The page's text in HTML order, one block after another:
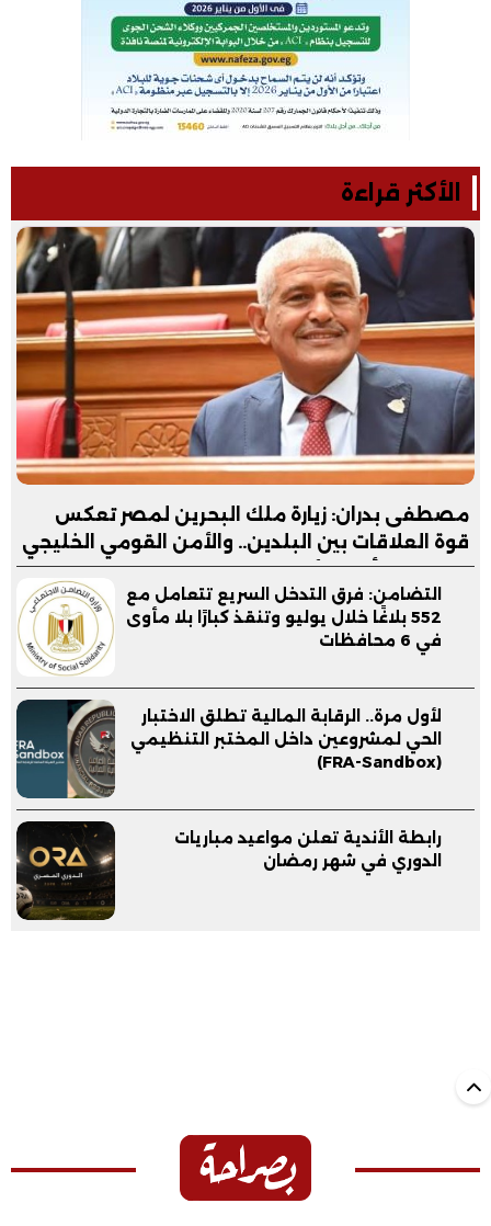
الأكثر قراءة
مصطفى بدران: زيارة ملك البحرين لمصر تعكس
قوة العلاقات بين البلدين.. والأمن القومي الخليجي
جزء لا يتجزأ من الأمن القومي المصري
التضامن: فرق التدخل السريع تتعامل مع
552 بلاغًا خلال يوليو وتنقذ كبارًا بلا مأوى
في 6 محافظات
لأول مرة.. الرقابة المالية تطلق الاختبار
الحي لمشروعين داخل المختبر التنظيمي
(FRA-Sandbox)
رابطة الأندية تعلن مواعيد مباريات
الدوري في شهر رمضان